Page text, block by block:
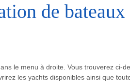
de bateaux
le menu à droite. Vous trouverez
les yachts disponibles ainsi que